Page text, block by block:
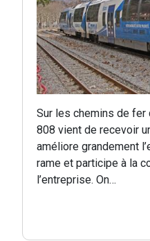
Sur les chemins de fer
808 vient de recevoir
améliore grandement
rame et participe à la
l’entreprise. On…